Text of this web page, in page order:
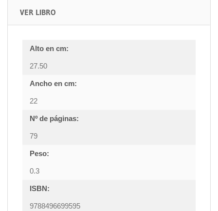
VER LIBRO
Alto en cm:
27.50
Ancho en cm:
22
Nº de páginas:
79
Peso:
0.3
ISBN:
9788496699595